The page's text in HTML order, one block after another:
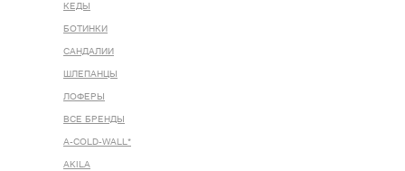
КЕДЫ
БОТИНКИ
САНДАЛИИ
ШЛЕПАНЦЫ
ЛОФЕРЫ
ВСЕ БРЕНДЫ
A-COLD-WALL*
AKILA